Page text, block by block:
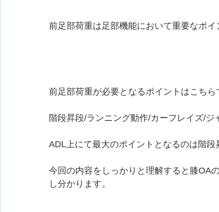
前足部荷重は足部機能において重要なポ
前足部荷重が必要となるポイントはこちら
階段昇段/ランニング動作/カーフレイズ/ジ
ADL上にて最大のポイントとなるのは階段
今回の内容をしっかりと理解すると膝OA
し分かります。